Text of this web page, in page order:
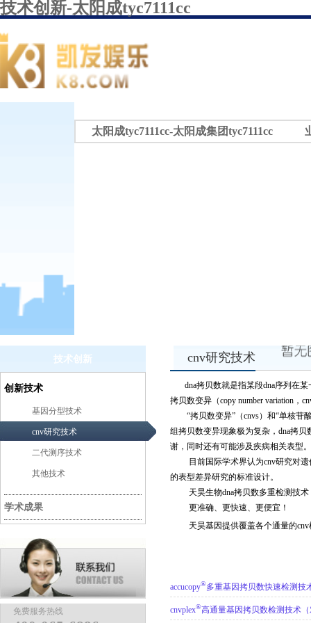
技术创新-太阳成tyc7111cc
太阳成tyc7111cc-太阳成集团tyc7111cc
技术创新
创新技术
基因分型技术
cnv研究技术
二代测序技术
其他技术
学术成果
免费服务热线
cnv研究技术
dna拷贝数就是指某段dna序列在
拷贝数变异（copy number variation，
“拷贝数变异”（cnvs）和“单核苷
组拷贝数变异现象极为复杂，dna拷
谢，同时还有可能涉及疾病相关表型。
目前国际学术界认为cnv研究对遗
的表型差异研究的标准设计。
天昊生物dna拷贝数多重检测技术
更准确、更快速、更便宜！
天昊基因提供覆盖各个通量的cnv
accucopy®多重基因拷贝数快速检测技
cnvplex®高通量基因拷贝数检测技术